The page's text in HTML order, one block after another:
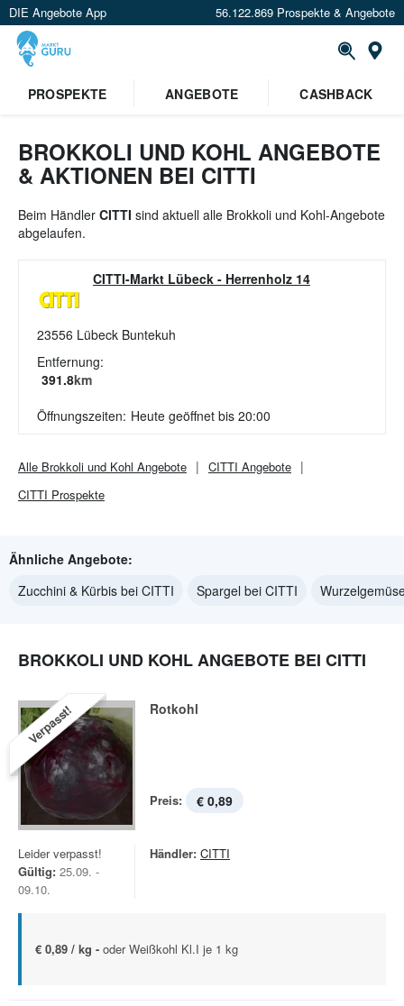
DIE Angebote App 56.122.869 Prospekte & Angebote
Standort festlegen
PROSPEKTE ANGEBOTE CASHBACK
BROKKOLI UND KOHL ANGEBOTE
& AKTIONEN BEI CITTI
Beim Händler CITTI sind aktuell alle Brokkoli und Kohl-Angebote
abgelaufen.
CITTI-Markt Lübeck - Herrenholz 14
23556 Lübeck Buntekuh
Entfernung:
391.8km
Öffnungszeiten: Heute geöffnet bis 20:00
Alle Brokkoli und Kohl Angebote CITTI Angebote
CITTI Prospekte
Ähnliche Angebote:
Zucchini & Kürbis bei CITTI
Spargel bei CITTI
BROKKOLI UND KOHL ANGEBOTE BEI CITTI
Verpasst! Rotkohl
Preis: € 0,89
Leider verpasst!
Gültig: 25.09. -
09.10.
Händler: CITTI
€ 0,89 / kg - oder Weißkohl Kl.I je 1 kg